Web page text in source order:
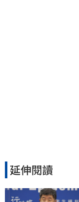
延伸閱讀